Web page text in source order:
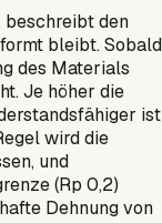
beschreibt den
bleibt. Sobald
des Materials
Je höher die
ist
wird die
und
(Rp 0,2)
Dehnung von